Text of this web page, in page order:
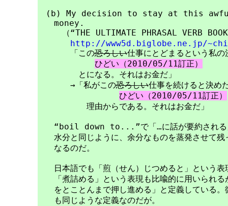
(b) My decision to stay at this
money.
（“THE ULTIMATE PHRASAL VERB
http://www5d.biglobe.ne.jp/
「この恐ろしい仕事にとどまるという私
ひどい（2010/05/11訂正）
とになる。それはお金だ」
→「私がこの恐ろしい仕事を続けると決め
ひどい（2010/05/11訂正）
理由からである。それはお金だ」
“boil down to...”で「…に話が要約される」
水分と同じように、余分なものを蒸発させて
なるのだ。
日本語でも「煎（せん）じつめると」という表
「煮詰める」という表現も比喩的に用いられる
をとことんまで押し進める」と定義している。
も同じような定義なのだが。